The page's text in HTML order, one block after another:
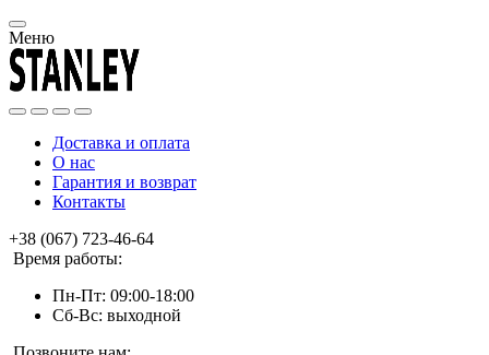
Меню
Доставка и оплата
О нас
Гарантия и возврат
Контакты
+38 (067) 723-46-64
Время работы:
Пн-Пт: 09:00-18:00
Сб-Вс: выходной